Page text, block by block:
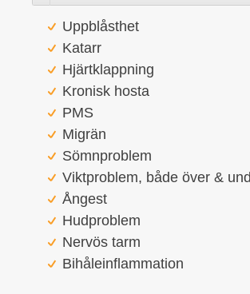
Uppblåsthet
Katarr
Hjärtklappning
Kronisk hosta
PMS
Migrän
Sömnproblem
Viktproblem, både över &
Ångest
Hudproblem
Nervös tarm
Bihåleinflammation